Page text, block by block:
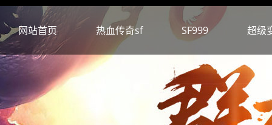
网站首页 热血传奇sf SF999 超级